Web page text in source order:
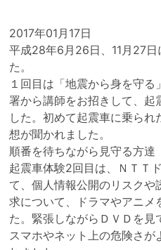
2017年01月17日
平成28年6月26日、11月27
た。
１回目は「地震から身を守
署から講師をお招きして、起
した。初めて起震車に乗ら
想が聞かれました。
順番を待ちな
起震車体験2回目は、ＮＴＴ
て、個人情報公開のリスク
求について、ドラマやアニメ
た。緊張しながらＤＶＤを見
スマホやネット上の危険さ